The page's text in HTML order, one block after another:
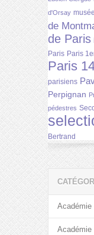
d'Orsay
de
de Paris
Paris Paris
Paris
parisiens
Perpignan
pédestres
Bertrand
Académie
Académie